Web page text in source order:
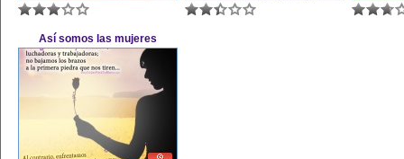
Así somos las mujeres